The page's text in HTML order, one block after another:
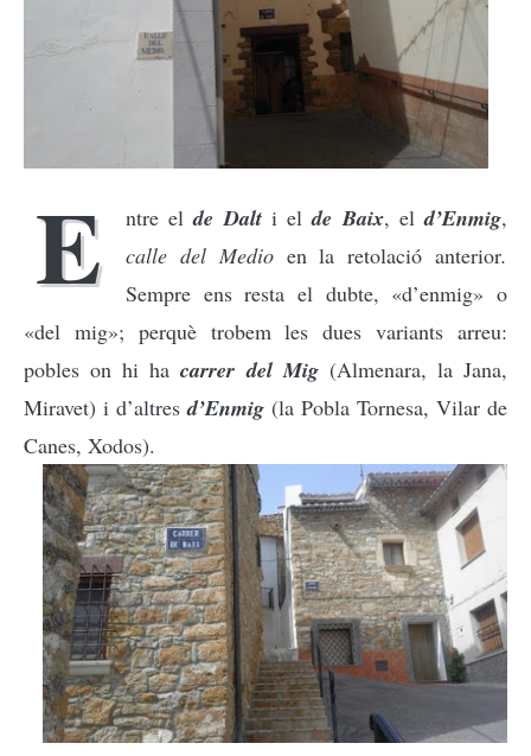
E ntre elde Dalti elde Baix, eld’Enmig,
calle del Medio en la retolació anterior.
Sempre ens resta el dubte, «d’enmig» o
«del mig»; perquè trobem les dues variants arreu:
pobles on hi hacarrer del Mig(Almenara, la Jana,
Miravet) i d’altresd’Enmig (la Pobla Tornesa, Vilar de
Canes, Xodos).